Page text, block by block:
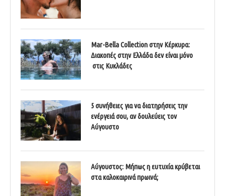
Mar-Bella Collection στην Κέρκυρα:
Διακοπές στην Ελλάδα δεν είναι μόνο
στις Κυκλάδες
5 συνήθειες για να διατηρήσεις την
ενέργειά σου, αν δουλεύεις τον
Αύγουστο
Αύγουστος: Μήπως η ευτυχία κρύβεται
στα καλοκαιρινά πρωινά;